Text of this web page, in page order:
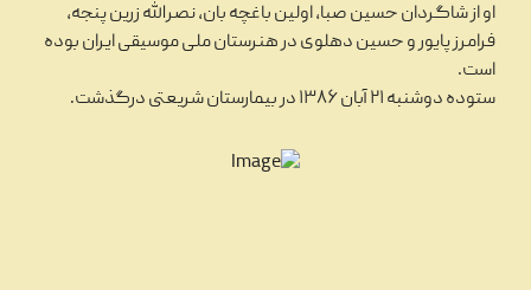
او از شاگردان حسین صبا، اولین باغچه بان، نصرالله زرین پنجه،
فرامرز پایور و حسین دهلوی در هنرستان ملی موسیقی ایران بوده
است.
ستوده دوشنبه ۲۱ آبان ۱۳۸۶ در بیمارستان شریعتی درگذشت.